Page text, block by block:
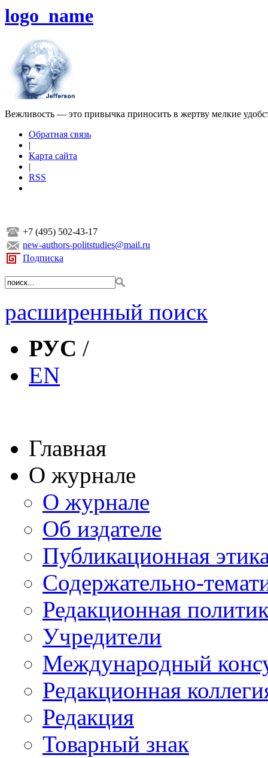
logo_name
Вежливость — это привычка приносить в жертву мелкие
Обратная связь
|
Карта сайта
|
RSS
+7 (495) 502-43-17
new-authors-politstudies@mail.ru
Подписка
расширенный поиск
РУС /
EN
Главная
О журнале
О журнале
Об издателе
Публикационная
Содержательно-
Редакционная
Учредители
Международный
Редакционная
Редакция
Товарный знак